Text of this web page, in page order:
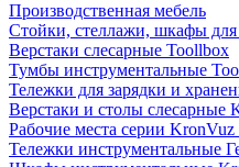
Производственная мебель
Стойки, стеллажи, шкафы
Верстаки слесарные Toollbox
Тумбы инструментальные
Тележки для зарядки и
Верстаки и столы слесарные
Рабочие места серии KronVuz
Тележки инструментальные